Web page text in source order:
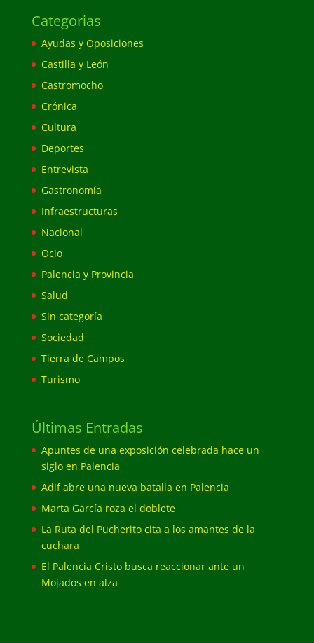
Categorias
Ayudas y Oposiciones
Castilla y León
Castromocho
Crónica
Cultura
Deportes
Entrevista
Gastronomía
Infraestructuras
Nacional
Ocio
Palencia y Provincia
Salud
Sin categoría
Sociedad
Tierra de Campos
Turismo
Últimas Entradas
Apuntes de una exposición celebrada hace un
siglo en Palencia
Adif abre una nueva batalla en Palencia
Marta García roza el doblete
La Ruta del Pucherito cita a los amantes de la
cuchara
El Palencia Cristo busca reaccionar ante un
Mojados en alza